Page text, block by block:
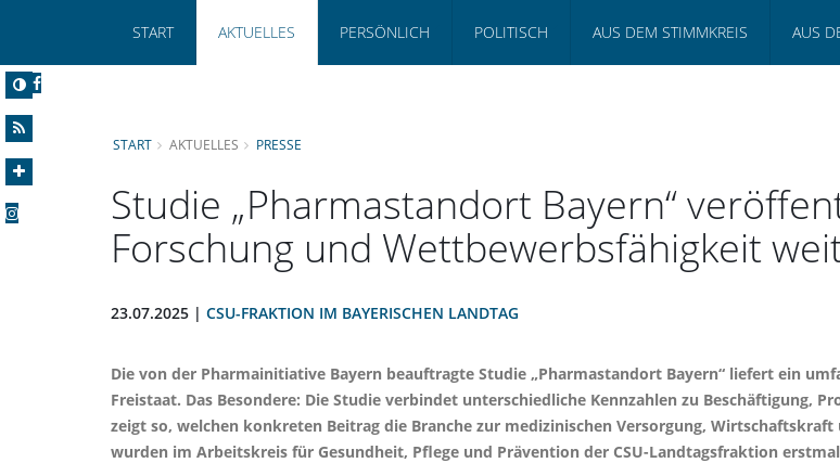
START AKTUELLES PERSÖNLICH POLITISCH AUS DEM STIMMKREIS AUS
START AKTUELLES PRESSE
Studie „Pharmastandort Bayern“
Forschung und Wettbewerbsfähigkeit
23.07.2025 | CSU-FRAKTION IM BAYERISCHEN LANDTAG
Die von der Pharmainitiative Bayern beauftragte Studie „Pharmastandort Bayern“ liefert ein
Freistaat. Das Besondere: Die Studie verbindet unterschiedliche Kennzahlen zu Beschäftigung,
zeigt so, welchen konkreten Beitrag die Branche zur medizinischen Versorgung,
wurden im Arbeitskreis für Gesundheit, Pflege und Prävention der CSU-Landtagsfraktion